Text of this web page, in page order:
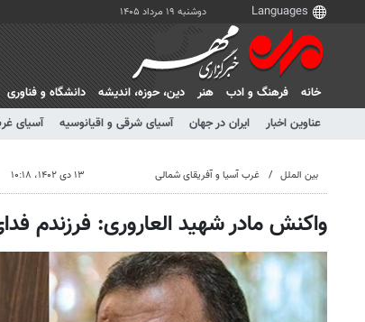
دوشنبه ۱۹ مرداد ۱۴۰۵
خانه فرهنگ و ادب هنر دين، حوزه، انديشه دانشگاه و فناوری
عناوین اخبار
ایران در جهان آسیای شرقی و اقیانوسیه آسیای
بین الملل غرب آسیا و آفریقای شمالی ۱۳ دی ۱۴۰۲، ۱۰:۱۸
واکنش مادر شهید العاروری: فرزندم